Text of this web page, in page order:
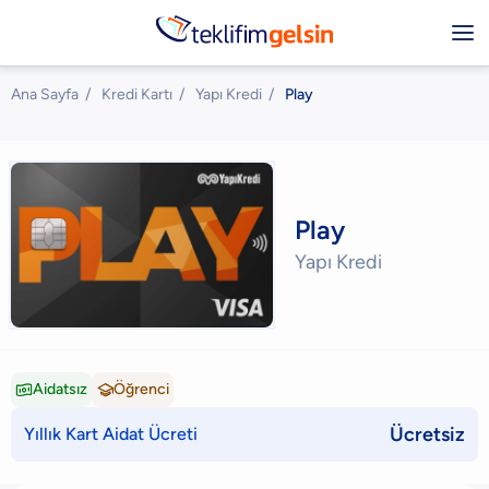
Ana Sayfa / Kredi Kartı / Yapı Kredi / Play
Play
Yapı Kredi
Aidatsız Öğrenci
Yıllık Kart Aidat Ücreti Ücretsiz